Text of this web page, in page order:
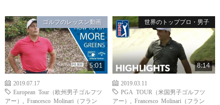
ゴルフのレッスン動画
5:01
2019.07.17
European Tour（欧州男子ゴルフツ
アー）
Francesco Molinari（フラン
世界のトッププロ・男子
8:14
2019.03.11
PGA TOUR（米国男子ゴルフツ
アー）
Francesco Molinari（フラン